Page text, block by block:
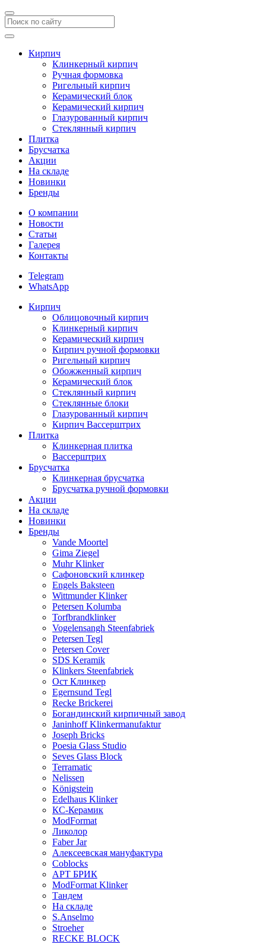
Кирпич
Клинкерный кирпич
Ручная формовка
Ригельный кирпич
Керамический блок
Керамический кирпич
Глазурованный кирпич
Стеклянный кирпич
Плитка
Брусчатка
Акции
На складе
Новинки
Бренды
О компании
Новости
Статьи
Галерея
Контакты
Telegram
WhatsApp
Кирпич
Облицовочный кирпич
Клинкерный кирпич
Керамический кирпич
Кирпич ручной формовки
Ригельный кирпич
Обожженный кирпич
Керамический блок
Стеклянный кирпич
Стеклянные блоки
Глазурованный кирпич
Кирпич Вассерштрих
Плитка
Клинкерная плитка
Вассерштрих
Брусчатка
Клинкерная брусчатка
Брусчатка ручной формовки
Акции
На складе
Новинки
Бренды
Vande Moortel
Gima Ziegel
Muhr Klinker
Сафоновский клинкер
Engels Baksteen
Wittmunder Klinker
Petersen Kolumba
Torfbrandklinker
Vogelensangh Steenfabriek
Petersen Tegl
Petersen Cover
SDS Keramik
Klinkers Steenfabriek
Ост Клинкер
Egernsund Tegl
Recke Brickerei
Богандинский кирпичный завод
Janinhoff Klinkermanufaktur
Joseph Bricks
Poesia Glass Studio
Seves Glass Block
Terramatic
Nelissen
Königstein
Edelhaus Klinker
КС-Керамик
ModFormat
Ликолор
Faber Jar
Алексеевская мануфактура
Coblocks
АРТ БРИК
ModFormat Klinker
Тандем
На складе
S.Anselmo
Stroeher
RECKE BLOCK